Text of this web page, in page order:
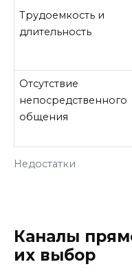
Недостатки
Трудоемкость и
длительность
Отсутствие
непосредственного
общения
Каналы
их выбор